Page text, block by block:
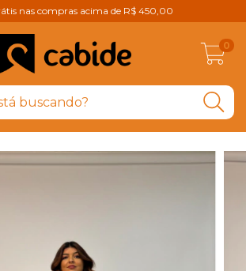
nas compras acima de R$ 450,00
0